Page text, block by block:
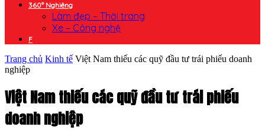
360° Nghiêng
Làm đẹp – Thời trang
Xe – Công nghệ
F
Trang chủ Kinh tế Việt Nam thiếu các quỹ đầu tư trái phiếu doanh
nghiệp​
Việt Nam thiếu các quỹ đầu tư trái phiếu
doanh nghiệp​